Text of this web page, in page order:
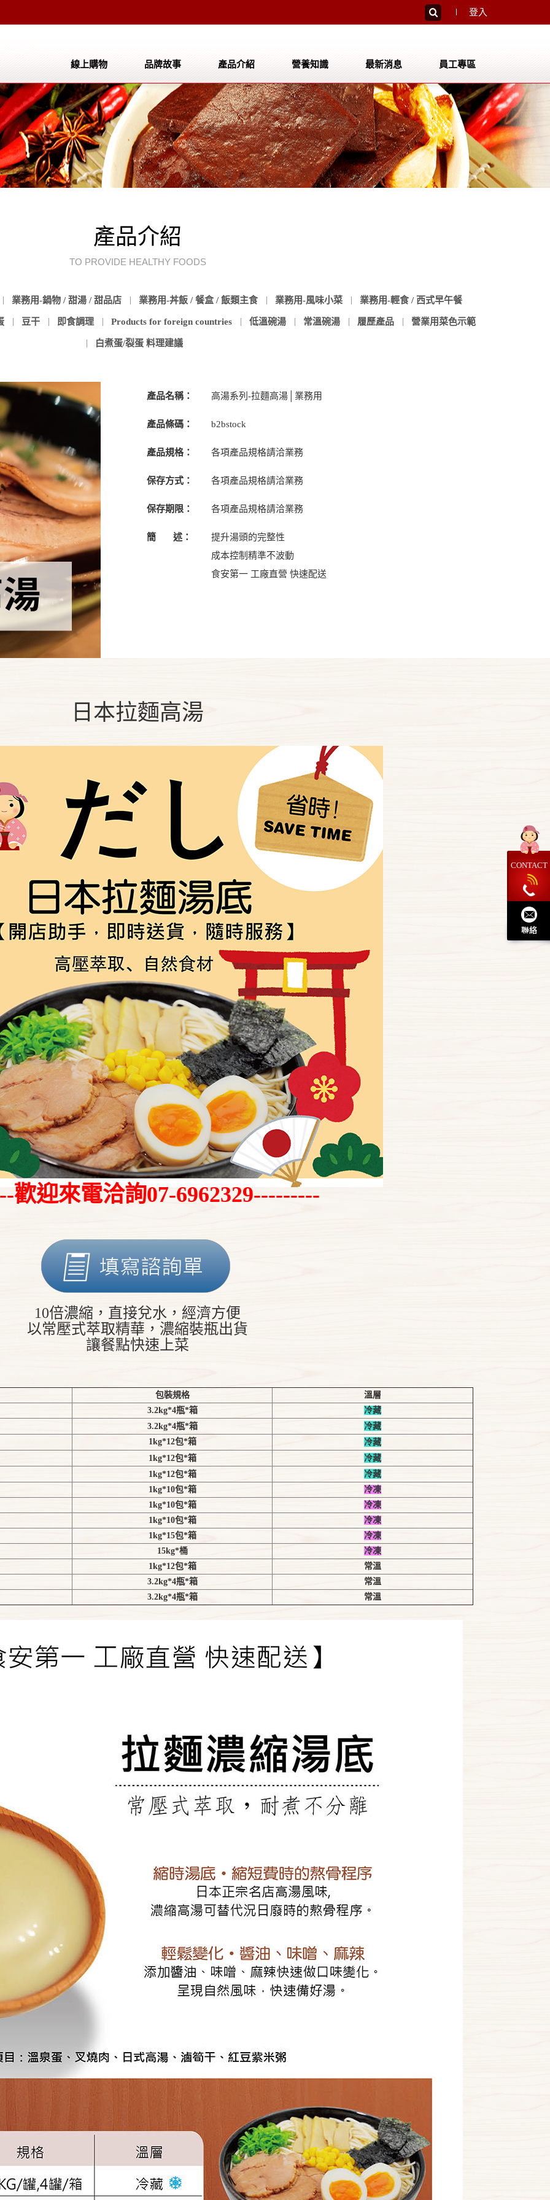
登入
線上購物 品牌故事
公司簡介
成長事蹟
產品介紹
產品介紹
聯絡我們
檔案下載
營養知識 最新消息 員工專區
員工登入
產品介紹
TO PROVIDE HEALTHY FOODS
業務用-鍋物 / 甜湯 / 甜品店 業務用-丼飯 / 餐盒 / 飯類主食 業務用-風味小菜 業務用-輕食 / 西式早午餐
豆干 即食調理 Products for foreign countries 低溫碗湯 常溫碗湯 履歷產品 營業用菜色示範
白煮蛋/裂蛋 料理建議
產品名稱： 高湯系列-拉麵高湯│業務用
產品條碼： b2bstock
產品規格： 各項產品規格請洽業務
保存方式： 各項產品規格請洽業務
保存期限： 各項產品規格請洽業務
簡 述：
提升湯頭的完整性
成本控制精準不波動
食安第一 工廠直營 快速配送
日本拉麵高湯
歡迎來電洽詢07-6962329---------
10倍濃縮，直接兌水，經濟方便
以常壓式萃取精華，濃縮裝瓶出貨
讓餐點快速上菜
包裝規格
溫層
3.2kg*4瓶*箱
冷藏
3.2kg*4瓶*箱 冷藏
1kg*12包*箱
冷藏
1kg*12包*箱
冷藏
1kg*12包*箱
冷藏
1kg*10包*箱
冷凍
1kg*10包*箱
冷凍
1kg*10包*箱
冷凍
1kg*15包*箱
冷凍
15kg*桶
冷凍
1kg*12包*箱
常溫
3.2kg*4瓶*箱
常溫
3.2kg*4瓶*箱
常溫
CONTACT